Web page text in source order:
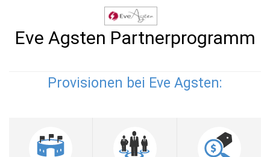
Eve Agsten Partnerprogramm
Provisionen bei Eve Agsten: